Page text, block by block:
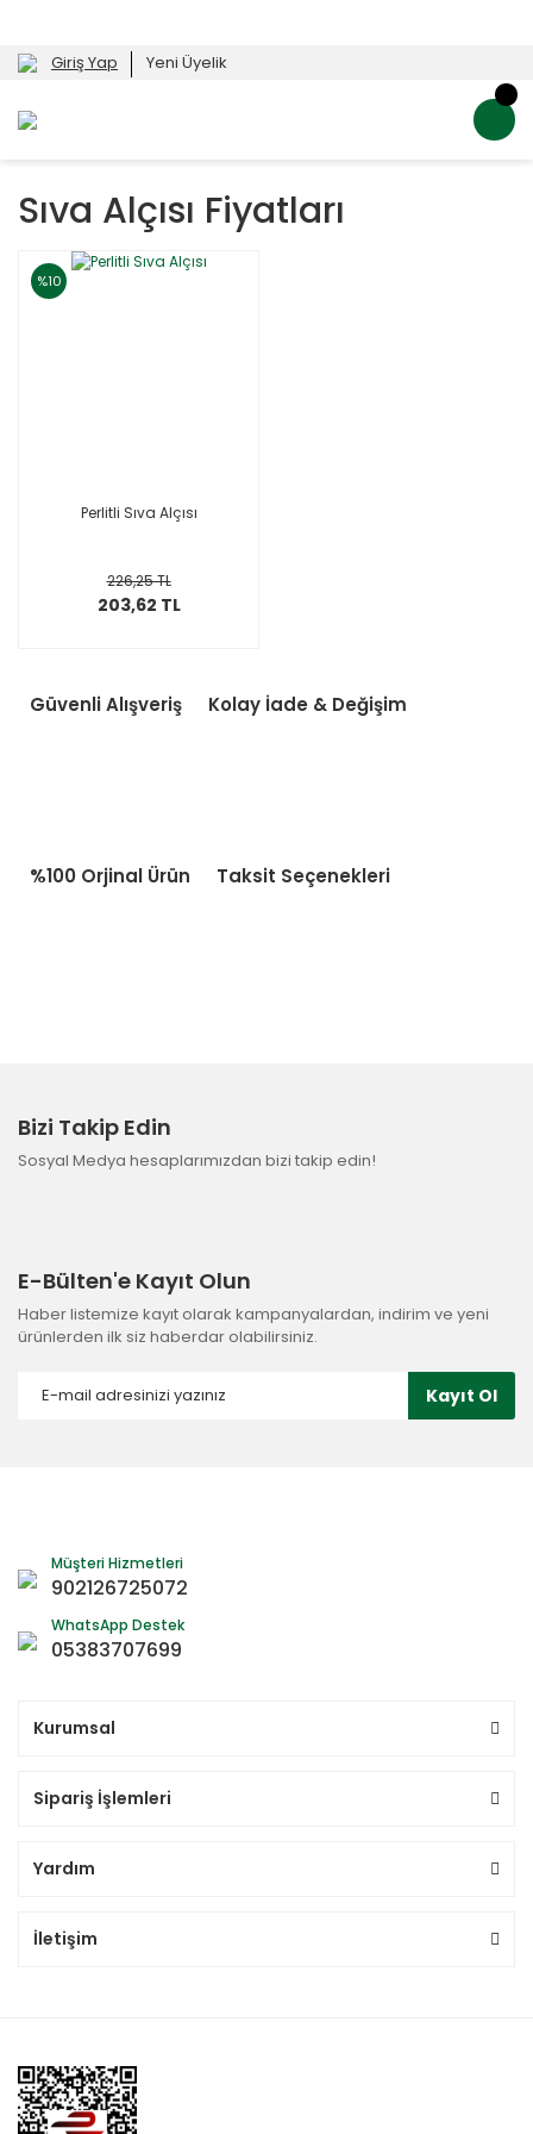
Giriş Yap Yeni Üyelik
Sıva Alçısı Fiyatları
%10
Perlitli Sıva Alçısı
226,25 TL
203,62 TL
Güvenli Alışveriş Kolay İade & Değişim
%100 Orjinal Ürün Taksit Seçenekleri
Bizi Takip Edin
Sosyal Medya hesaplarımızdan bizi takip edin!
E-Bülten'e Kayıt Olun
Haber listemize kayıt olarak kampanyalardan, indirim ve yeni
ürünlerden ilk siz haberdar olabilirsiniz.
Kayıt Ol
Müşteri Hizmetleri
902126725072
WhatsApp Destek
05383707699
Kurumsal
Sipariş İşlemleri
Yardım
İletişim